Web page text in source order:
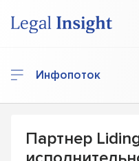
Инфопоток
Партнер